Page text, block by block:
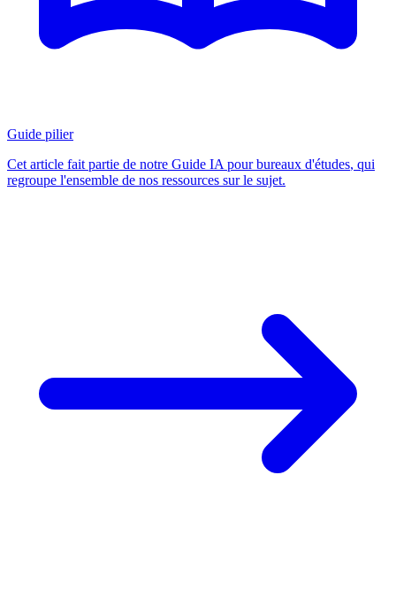
Guide pilier
Cet article fait partie de notre Guide IA pour bureaux d'études, qui
regroupe l'ensemble de nos ressources sur le sujet.